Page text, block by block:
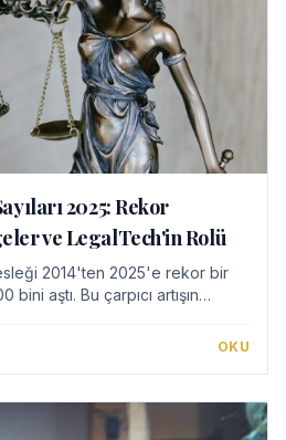
2025: Rekor
ve LegalTech'in Rolü
2014'ten 2025'e rekor bir
aştı. Bu çarpıcı artışın
ele alıyoru…
OKU